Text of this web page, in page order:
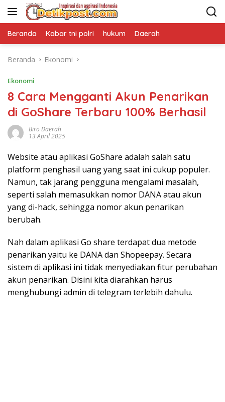
Langsung
Beranda Kabar tni polri hukum Daerah
Beranda Ekonomi
Ekonomi
8 Cara Mengganti Akun Penarikan
di GoShare Terbaru 100% Berhasil
Biro Daerah
13 April 2025
Website atau aplikasi GoShare adalah salah satu
platform penghasil uang yang saat ini cukup populer.
Namun, tak jarang pengguna mengalami masalah,
seperti salah memasukkan nomor DANA atau akun
yang di-hack, sehingga nomor akun penarikan
berubah.
Nah dalam aplikasi Go share terdapat dua metode
penarikan yaitu ke DANA dan Shopeepay. Secara
sistem di aplikasi ini tidak menyediakan fitur perubahan
akun penarikan. Disini kita diarahkan harus
menghubungi admin di telegram terlebih dahulu.